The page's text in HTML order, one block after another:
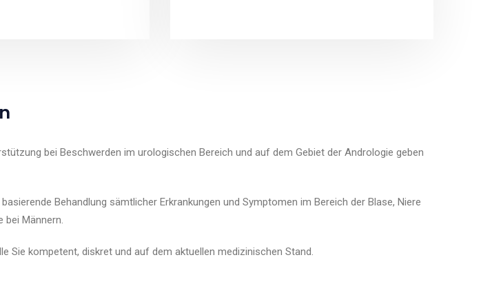
bei Beschwerden im urologischen Bereich und auf dem Gebiet der Andrologie geben
Behandlung sämtlicher Erkrankungen und Symptomen im Bereich der Blase, Niere
bei Männern.
Sie kompetent, diskret und auf dem aktuellen medizinischen Stand.